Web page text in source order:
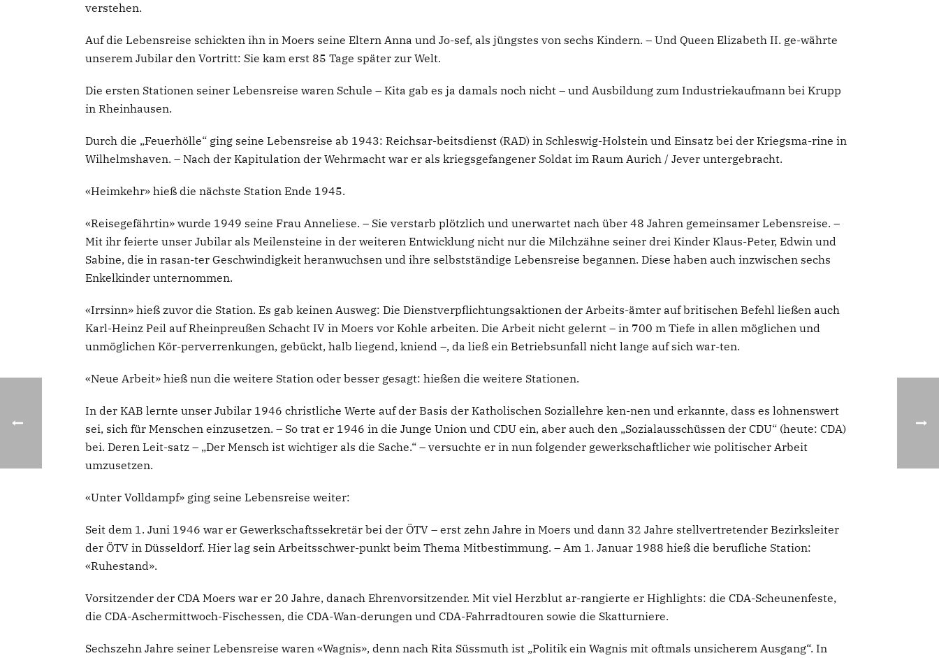
verstehen.
Auf die Lebensreise schickten ihn in Moers seine Eltern Anna und Jo-sef, als jüngstes von sechs Kindern. – Und Queen Elizabeth II. ge-währte
unserem Jubilar den Vortritt: Sie kam erst 85 Tage später zur Welt.
Die ersten Stationen seiner Lebensreise waren Schule – Kita gab es ja damals noch nicht – und Ausbildung zum Industriekaufmann bei Krupp
in Rheinhausen.
Durch die „Feuerhölle“ ging seine Lebensreise ab 1943: Reichsar-beitsdienst (RAD) in Schleswig-Holstein und Einsatz bei der Kriegsma-rine in
Wilhelmshaven. – Nach der Kapitulation der Wehrmacht war er als kriegsgefangener Soldat im Raum Aurich / Jever untergebracht.
«Heimkehr» hieß die nächste Station Ende 1945.
«Reisegefährtin» wurde 1949 seine Frau Anneliese. – Sie verstarb plötzlich und unerwartet nach über 48 Jahren gemeinsamer Lebensreise. –
Mit ihr feierte unser Jubilar als Meilensteine in der weiteren Entwicklung nicht nur die Milchzähne seiner drei Kinder Klaus-Peter, Edwin und
Sabine, die in rasan-ter Geschwindigkeit heranwuchsen und ihre selbstständige Lebensreise begannen. Diese haben auch inzwischen sechs
Enkelkinder unternommen.
«Irrsinn» hieß zuvor die Station. Es gab keinen Ausweg: Die Dienstverpflichtungsaktionen der Arbeits-ämter auf britischen Befehl ließen auch
Karl-Heinz Peil auf Rheinpreußen Schacht IV in Moers vor Kohle arbeiten. Die Arbeit nicht gelernt – in 700 m Tiefe in allen möglichen und
unmöglichen Kör-perverrenkungen, gebückt, halb liegend, kniend –, da ließ ein Betriebsunfall nicht lange auf sich war-ten.
«Neue Arbeit» hieß nun die weitere Station oder besser gesagt: hießen die weitere Stationen.
In der KAB lernte unser Jubilar 1946 christliche Werte auf der Basis der Katholischen Soziallehre ken-nen und erkannte, dass es lohnenswert
sei, sich für Menschen einzusetzen. – So trat er 1946 in die Junge Union und CDU ein, aber auch den „Sozialausschüssen der CDU“ (heute: CDA)
bei. Deren Leit-satz – „Der Mensch ist wichtiger als die Sache.“ – versuchte er in nun folgender gewerkschaftlicher wie politischer Arbeit
umzusetzen.
«Unter Volldampf» ging seine Lebensreise weiter:
Seit dem 1. Juni 1946 war er Gewerkschaftssekretär bei der ÖTV – erst zehn Jahre in Moers und dann 32 Jahre stellvertretender Bezirksleiter
der ÖTV in Düsseldorf. Hier lag sein Arbeitsschwer-punkt beim Thema Mitbestimmung. – Am 1. Januar 1988 hieß die berufliche Station:
«Ruhestand».
Vorsitzender der CDA Moers war er 20 Jahre, danach Ehrenvorsitzender. Mit viel Herzblut ar-rangierte er Highlights: die CDA-Scheunenfeste,
die CDA-Aschermittwoch-Fischessen, die CDA-Wan-derungen und CDA-Fahrradtouren sowie die Skatturniere.
Sechszehn Jahre seiner Lebensreise waren «Wagnis», denn nach Rita Süssmuth ist „Politik ein Wagnis mit oftmals unsicherem Ausgang“. In